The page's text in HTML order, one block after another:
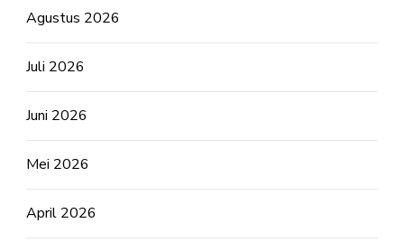
Agustus 2026
Juli 2026
Juni 2026
Mei 2026
April 2026